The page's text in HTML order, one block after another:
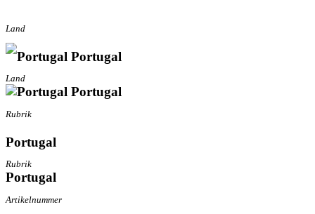
Land
Portugal
Land
Portugal
Rubrik
Portugal
Rubrik
Portugal
Artikelnummer